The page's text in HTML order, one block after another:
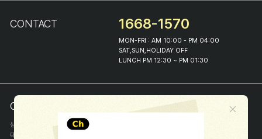
CONTACT 1668-1570
MON-FRI : AM 10:00 - PM 04:00
SAT,SUN,HOLIDAY OFF
LUNCH PM 12:30 ~ PM 01:30
COMPANY INFO
상호
(주)해피프린스
대표